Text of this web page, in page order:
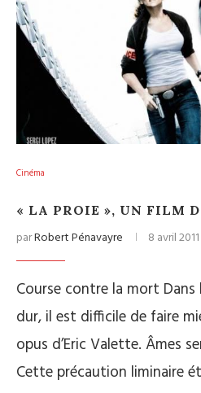
Cinéma
« LA PROIE », UN FILM
parRobert Pénavayre 8 avril 2011
Course contre la mort
dur, il est difficile de faire
opus d’Eric Valette. Âmes
Cette précaution liminaire